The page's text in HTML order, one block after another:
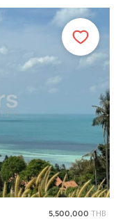
5,500,000 THB